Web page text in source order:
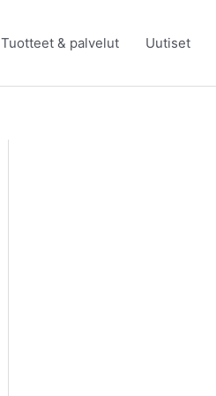
Tuotteet & palvelut Uutiset